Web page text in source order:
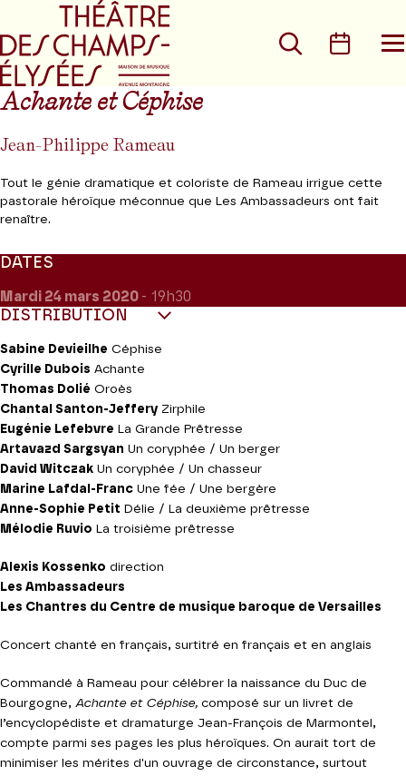
Aller au menu principal
Rechercher
Achante et Céphise
Jean-Philippe Rameau
Tout le génie dramatique et coloriste de Rameau irrigue cette
pastorale héroïque méconnue que Les Ambassadeurs ont fait
renaître.
DATES
Mardi 24 mars 2020 - 19h30
DISTRIBUTION
Sabine Devieilhe Céphise
Cyrille Dubois Achante
Thomas Dolié Oroès
Chantal Santon-Jeffery Zirphile
Eugénie Lefebvre La Grande Prêtresse
Artavazd Sargsyan Un coryphée / Un berger
David Witczak Un coryphée / Un chasseur
Marine Lafdal-Franc Une fée / Une bergère
Anne-Sophie Petit Délie / La deuxième prêtresse
Mélodie Ruvio La troisième prêtresse
Alexis Kossenko direction
Les Ambassadeurs
Les Chantres du Centre de musique baroque de Versailles
Concert chanté en français, surtitré en français et en anglais
Commandé à Rameau pour célébrer la naissance du Duc de
Bourgogne, Achante et Céphise, composé sur un livret de
l’encyclopédiste et dramaturge Jean-François de Marmontel,
compte parmi ses pages les plus héroïques. On aurait tort de
minimiser les mérites d'un ouvrage de circonstance, surtout